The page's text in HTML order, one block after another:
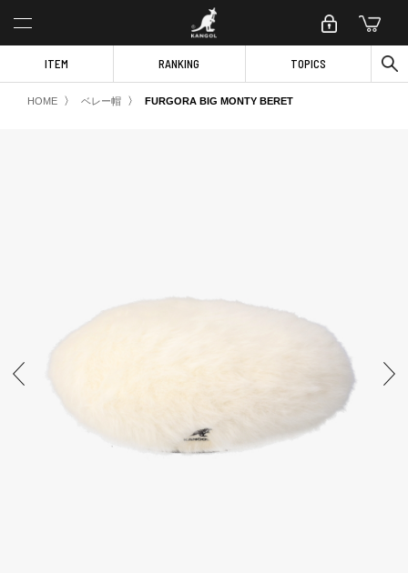
ITEM RANKING TOPICS
HOME 〉 ベレー帽 〉 FURGORA BIG MONTY BERET